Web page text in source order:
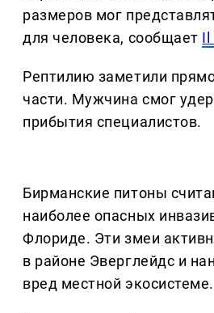
размеров мог
для человека, сообщает Il
Рептилию заметили
части. Мужчина смог
прибытия специалистов.
Бирманские питоны
наиболее опасных
Флориде. Эти змеи
в районе Эверглейдс и
вред местной экосистеме.